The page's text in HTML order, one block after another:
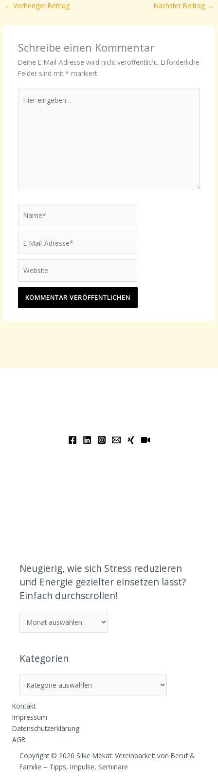
← Vorheriger Beitrag Nächster Beitrag →
Schreibe einen Kommentar
Deine E-Mail-Adresse wird nicht veröffentlicht. Erforderliche
Felder sind mit * markiert
eingeben…
Mail-
Adresse*
Neugierig, wie sich Stress reduzieren
und Energie gezielter einsetzen lässt?
Einfach durchscrollen!
Kategorien
Kontakt
Impressum
Datenschutzerklärung
AGB
Copyright © 2026 Silke Mekat: Vereinbarkeit von Beruf &
Familie – Tipps, Impulse, Seminare